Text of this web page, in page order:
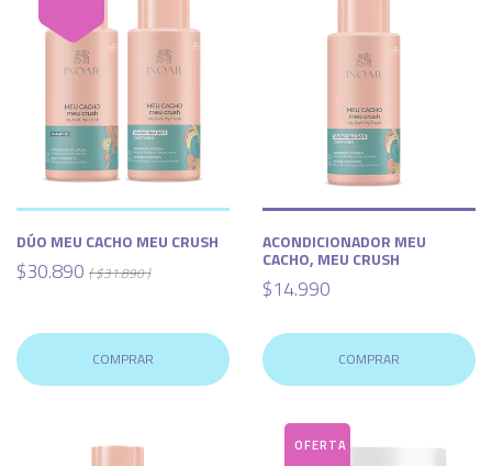
DÚO MEU CACHO MEU CRUSH
$30.890 ( $31.890 )
COMPRAR
ACONDICIONADOR MEU
CACHO, MEU CRUSH
$14.990
COMPRAR